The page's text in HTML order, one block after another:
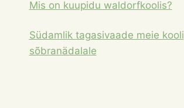
Mis on kuupidu waldorfkoolis?
Südamlik tagasivaade meie kooli
sõbranädalale